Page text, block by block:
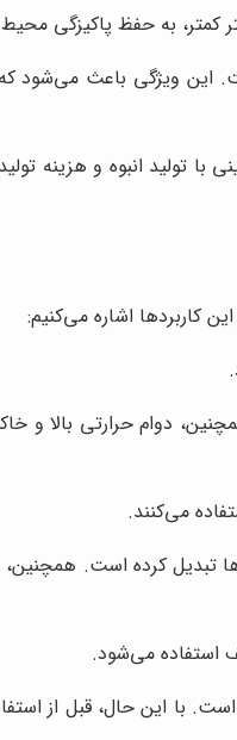
کمتر، به حفظ پاکیزگی
این ویژگی باعث می‌شود
با تولید انبوه و هزینه
کاربردها اشاره می‌کنیم:
دوام حرارتی بالا و
می‌کنند.
تبدیل کرده است.
استفاده می‌شود.
با این حال، قبل از